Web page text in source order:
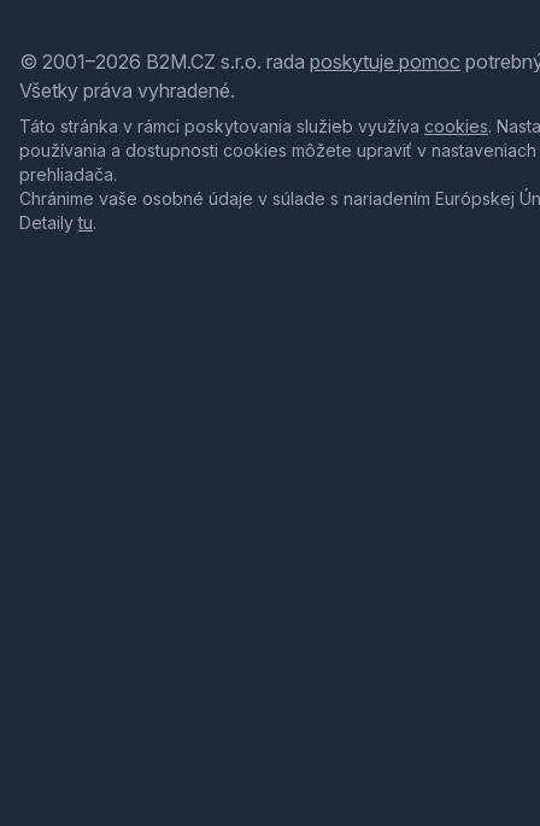
© 2001–2026 B2M.CZ s.r.o. rada poskytuje pomoc
Všetky práva vyhradené.
Táto stránka v rámci poskytovania služieb využíva cookies.
používania a dostupnosti cookies môžete upraviť v nastaveniach
prehliadača.
Chránime vaše osobné údaje v súlade s nariadením Európskej
Detailytu.